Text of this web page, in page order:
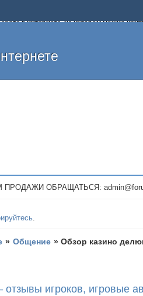
в интернете, на котором можно
определенный проект или сайт не
сегодня. Создавайте новые темы,
ОБРАЩАТЬСЯ:
.
» Общение »Обзор казино
игроков, игровые